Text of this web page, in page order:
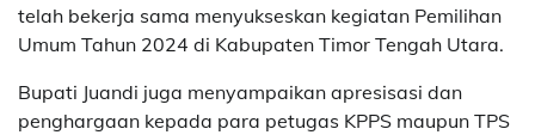
telah bekerja sama menyukseskan kegiatan Pemilihan
Umum Tahun 2024 di Kabupaten Timor Tengah Utara.
Bupati Juandi juga menyampaikan apresisasi dan
penghargaan kepada para petugas KPPS maupun TPS